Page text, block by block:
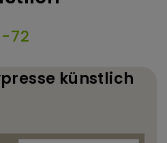
72
künstlich